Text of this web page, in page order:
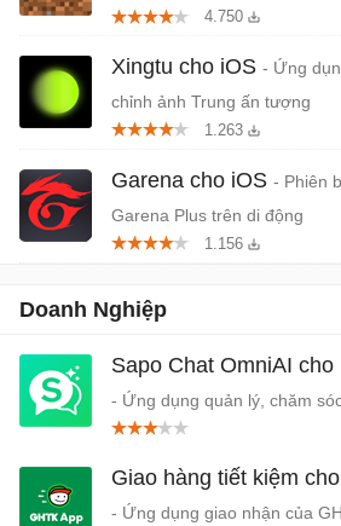
4.750
Xingtu cho iOS - Ứng
chỉnh ảnh Trung ấn tượng
1.263
Garena cho iOS - Phiên
Garena Plus trên di động
1.156
Doanh Nghiệp
Sapo Chat OmniAI cho
- Ứng dụng quản lý, chăm
khách hàng đa kênh
Giao hàng tiết kiệm
- Ứng dụng giao nhận của